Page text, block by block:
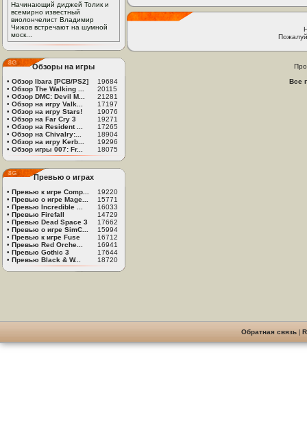
Начинающий диджей Толик и
всемирно известный
виолончелист Владимир
Чижов встречают на шумной
моск...
Обзоры на игры
• Обзор Ibara [PCB/PS2]
19684
• Обзор The Walking ...
20115
• Обзор DMC: Devil M...
21281
• Обзор на игру Valk...
17197
• Обзор на игру Stars!
19076
• Обзор на Far Cry 3
19271
• Обзор на Resident ...
17265
• Обзор на Chivalry:...
18904
• Обзор на игру Kerb...
19296
• Обзор игры 007: Fr... 18075
Превью о играх
• Превью к игре Comp...
19220
• Превью о игре Mage...
15771
• Превью Incredible ...
16033
• Превью Firefall
14729
• Превью Dead Space 3
17662
• Превью о игре SimC...
15994
• Превью к игре Fuse
16712
• Превью Red Orche...
16941
• Превью Gothic 3
17644
• Превью Black & W... 18720
Все
Обратная связь